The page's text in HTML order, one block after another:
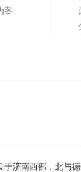
客
济南西部，北与